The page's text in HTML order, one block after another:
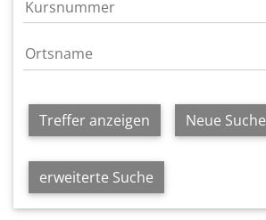
Treffer anzeigen Neue Suche
erweiterte Suche